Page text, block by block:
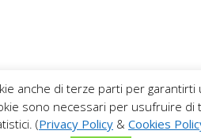
anche di terze parti per garantirti
sono necessari per usufruire di
(Privacy Policy & Cookies